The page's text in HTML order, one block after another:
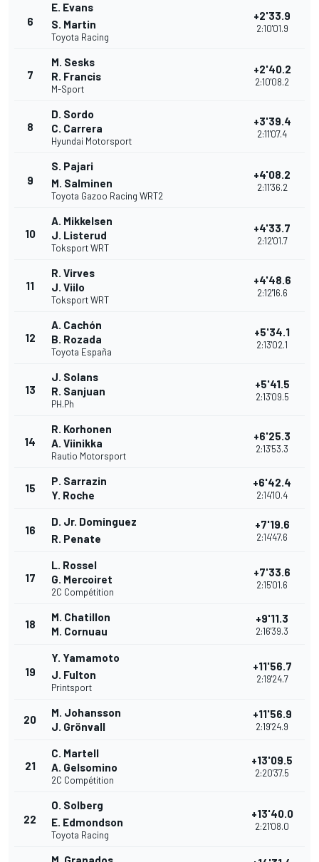
6
E. Evans
S. Martin
Toyota Racing
+2'33.9
2:10'01.9
7
M. Sesks
R. Francis
M-Sport
+2'40.2
2:10'08.2
8
D. Sordo
C. Carrera
Hyundai Motorsport
+3'39.4
2:11'07.4
9
S. Pajari
M. Salminen
Toyota Gazoo Racing WRT2
+4'08.2
2:11'36.2
10
A. Mikkelsen
J. Listerud
Toksport WRT
+4'33.7
2:12'01.7
11
R. Virves
J. Viilo
Toksport WRT
+4'48.6
2:12'16.6
12
A. Cachón
B. Rozada
Toyota España
+5'34.1
2:13'02.1
13
J. Solans
R. Sanjuan
PH.Ph
+5'41.5
2:13'09.5
14
R. Korhonen
A. Viinikka
Rautio Motorsport
+6'25.3
2:13'53.3
15
P. Sarrazin
Y. Roche
+6'42.4
2:14'10.4
16
D. Jr. Dominguez
R. Penate
+7'19.6
2:14'47.6
17
L. Rossel
G. Mercoiret
2C Compétition
+7'33.6
2:15'01.6
18
M. Chatillon
M. Cornuau
+9'11.3
2:16'39.3
19
Y. Yamamoto
J. Fulton
Printsport
+11'56.7
2:19'24.7
20
M. Johansson
J. Grönvall
+11'56.9
2:19'24.9
21
C. Martell
A. Gelsomino
2C Compétition
+13'09.5
2:20'37.5
22
O. Solberg
E. Edmondson
Toyota Racing
+13'40.0
2:21'08.0